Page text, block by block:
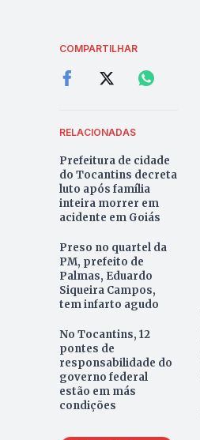
COMPARTILHAR
RELACIONADAS
Prefeitura de cidade
do Tocantins decreta
luto após família
inteira morrer em
acidente em Goiás
Preso no quartel da
PM, prefeito de
Palmas, Eduardo
Siqueira Campos,
tem infarto agudo
No Tocantins, 12
pontes de
responsabilidade do
governo federal
estão em más
condições